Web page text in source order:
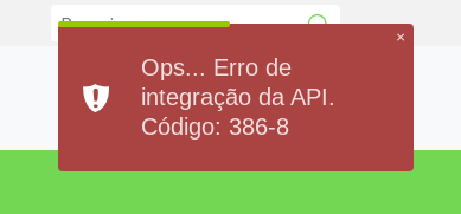
Contato
(84)93300.2551
×
Ops... Erro de
integração da API.
Código: 386-8